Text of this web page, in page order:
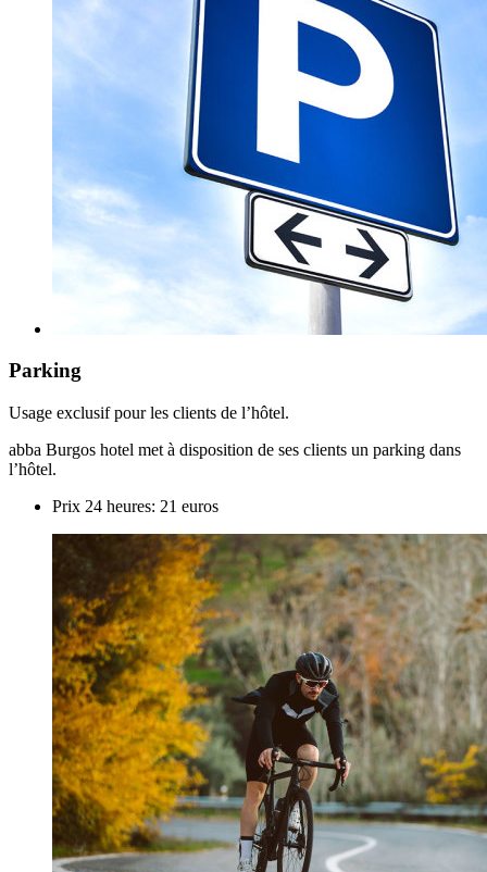
Parking
Usage exclusif pour les clients de l’hôtel.
abba Burgos hotel met à disposition de ses clients un parking dans
l’hôtel.
Prix 24 heures: 21 euros